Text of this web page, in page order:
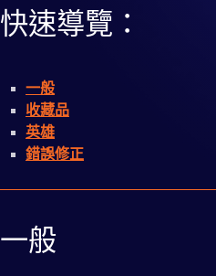
快速導覽：
一般
收藏品
英雄
錯誤修正
一般